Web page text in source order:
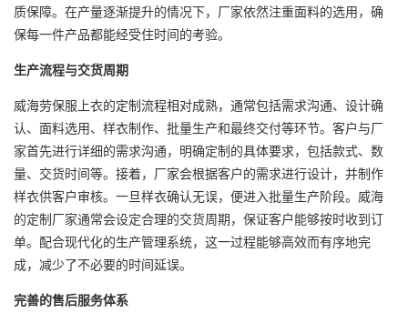
质保障。在产量逐渐提升的情况下，厂家依然注重面料的选用，确
保每一件产品都能经受住时间的考验。
生产流程与交货周期
威海劳保服上衣的定制流程相对成熟，通常包括需求沟通、设计确
认、面料选用、样衣制作、批量生产和最终交付等环节。客户与厂
家首先进行详细的需求沟通，明确定制的具体要求，包括款式、数
量、交货时间等。接着，厂家会根据客户的需求进行设计，并制作
样衣供客户审核。一旦样衣确认无误，便进入批量生产阶段。威海
的定制厂家通常会设定合理的交货周期，保证客户能够按时收到订
单。配合现代化的生产管理系统，这一过程能够高效而有序地完
成，减少了不必要的时间延误。
完善的售后服务体系